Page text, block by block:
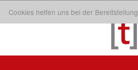
Cookies helfen uns bei der